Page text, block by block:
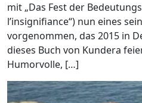
mit „Das Fest der
l’insignifiance“) nun eines
vorgenommen, das 2015 in
dieses Buch von Kundera
Humorvolle, […]